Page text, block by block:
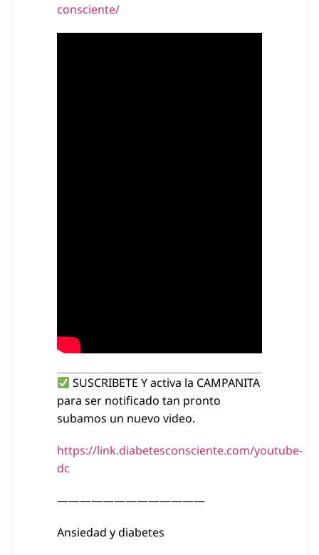
consciente/
SUSCRIBETE Y activa la CAMPANITA
para ser notificado tan pronto
subamos un nuevo video.
https://link.diabetesconsciente.com/youtube-
dc
—————————————
Ansiedad y diabetes